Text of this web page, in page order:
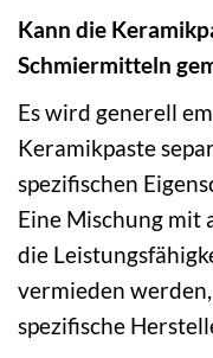
Kann die
Schmiermitteln
Es wird generell
Keramikpaste
spezifischen
Eine Mischung mit
die
vermieden
spezifische